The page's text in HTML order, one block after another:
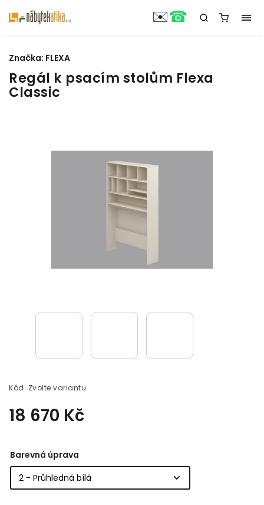
Regál k psacím stolům Flexa
Classic
Kód: Zvolte variantu
18 670 Kč
Značka: FLEXA
Barevná úprava
✉️☎